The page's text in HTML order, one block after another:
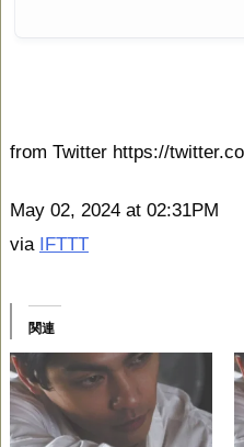
from Twitter https://
May 02, 2024 at 02:31PM
via IFTTT
関連